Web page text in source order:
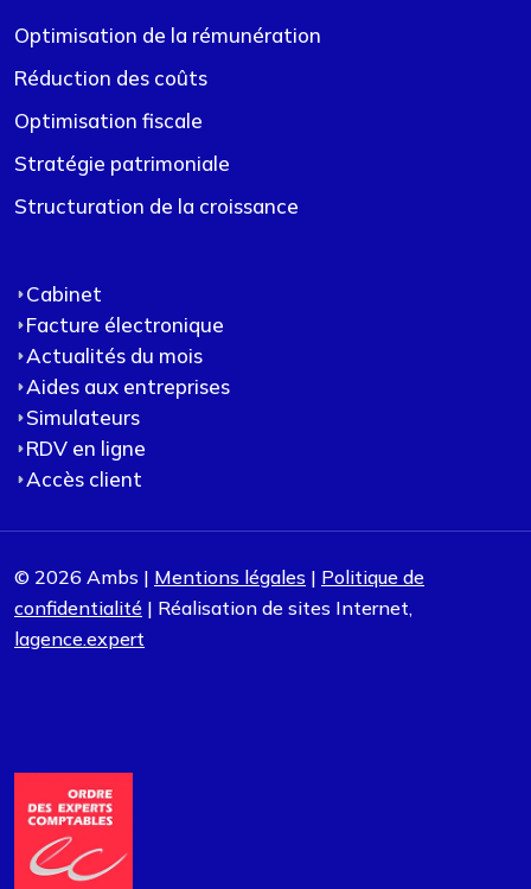
Optimisation de la rémunération
Réduction des coûts
Optimisation fiscale
Stratégie patrimoniale
Structuration de la croissance
Cabinet
Facture électronique
Actualités du mois
Aides aux entreprises
Simulateurs
RDV en ligne
Accès client
© 2026 Ambs | Mentions légales | Politique de
confidentialité | Réalisation de sites Internet,
lagence.expert